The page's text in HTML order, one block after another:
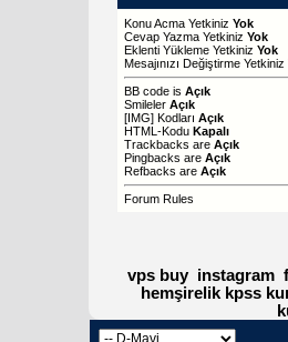
Konu Acma YetkinizYok
Cevap Yazma YetkinizYok
Eklenti Yükleme YetkinizYok
Mesajınızı Değiştirme Yetkiniz
BB code isAçık
Smileler Açık
[IMG] KodlarıAçık
HTML-KoduKapalı
Trackbacks areAçık
Pingbacks areAçık
Refbacks areAçık
Forum Rules
vps buy instagram
hemşirelik kpss